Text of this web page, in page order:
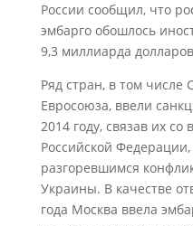
России сообщил, что
эмбарго обошлось
9,3 миллиарда
Ряд стран, в том числе
Евросоюза, ввели
2014 году, связав их
Российской
разгоревшимся
Украины. В качестве
года Москва ввела